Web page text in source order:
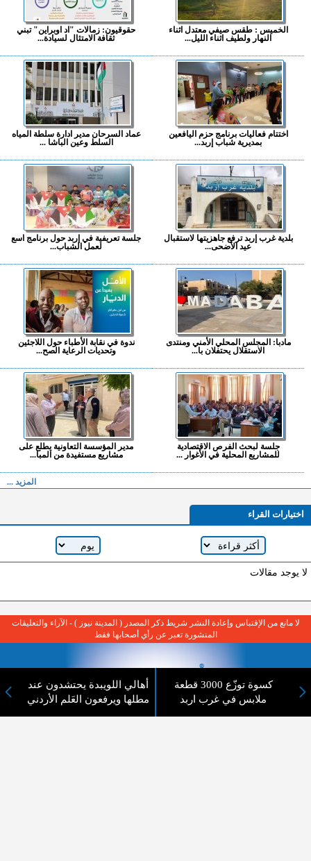
الخميس : طقس صيفي معتدل اثناء
النهار ولطيف اثناء الليل...
حقوقيون: زمالات "اد اوبراين" تبني
ثقافة الامتثال لسيادة...
اختتام فعاليات برنامج حزم اليافعين
بمديرية شباب إربد...
عماد السرحان مدير ادارة سلطة المياه
السلط وعين الباشا ...
بلدية غرب إربد ترفع جاهزيتها لاستقبال
عيد الأضحى...
جلسة تعريفية في إربد حول برنامج اسع
لعمل الشباب...
مادبا: المجلس المحلي الأمني ومنتدى
الاستقلال يحتفلان با...
ندوة في نقابة الأطباء حول اللاجئين
وتحديات الرعاية الصح...
جلسة لبحث الفرص الاقتصادية
للمشاريع المحلية في الأغوار ...
مدير المؤسسة التعاونية يطلع على
مشاريع مستفيدة من المبا...
المزيد ...
اختيارات القراء
لا يوجد مقالات
كسوة توزّع 3000 قطعة
ملابس في غرب اربد
أهالي اللويبدة يحتشدون عند
مطلها ويرفعون العَلم الأردني
لا مانع من الإقتباس وإعادة النشر شريط ذكر المصدر ( المدينة نيوز ) - الآراء والتعليقات
المنشورة تعبر عن رأي أصحابها فقط